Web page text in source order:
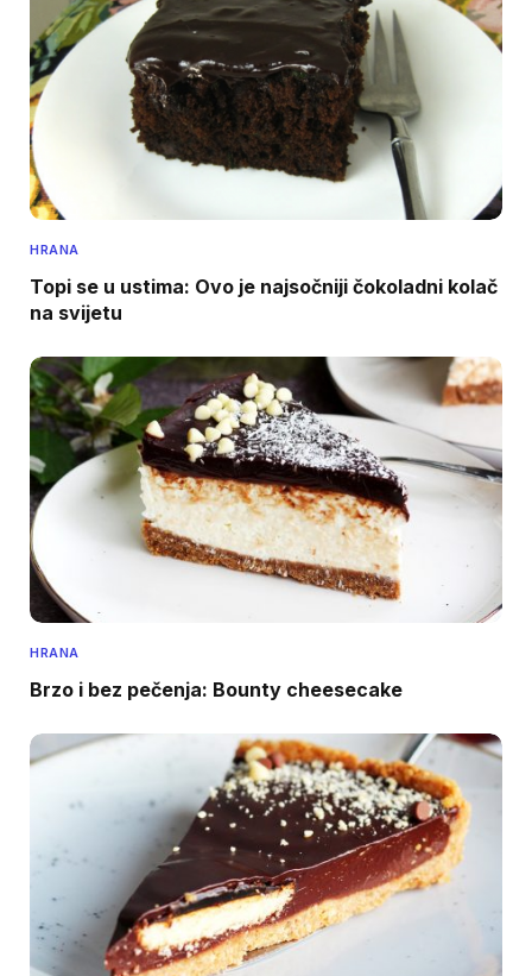
HRANA
Topi se u ustima: Ovo je najsočniji čokoladni kolač
na svijetu
HRANA
Brzo i bez pečenja: Bounty cheesecake